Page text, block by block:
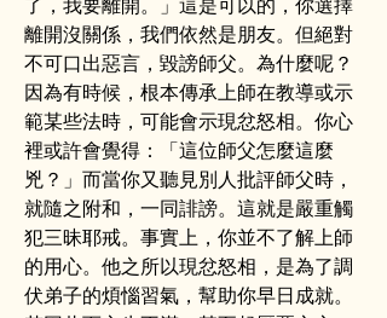
離開沒關係，我們依然是朋友。但絕對
不可口出惡言，毀謗師父。為什麼呢？
因為有時候，根本傳承上師在教導或示
範某些法時，可能會示現忿怒相。你心
裡或許會覺得：「這位師父怎麼這麼
兇？」而當你又聽見別人批評師父時，
就隨之附和，一同誹謗。這就是嚴重觸
犯三昧耶戒。事實上，你並不了解上師
的用心。他之所以現忿怒相，是為了調
伏弟子的煩惱習氣，幫助你早日成就。